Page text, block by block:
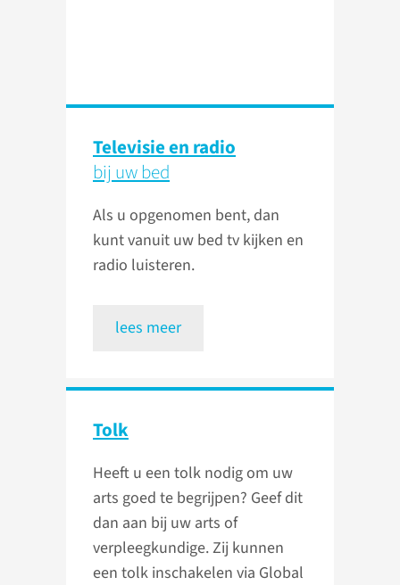
Televisie en radio
bij uw bed
Als u opgenomen bent, dan
kunt vanuit uw bed tv kijken en
radio luisteren.
lees meer
Tolk
Heeft u een tolk nodig om uw
arts goed te begrijpen? Geef dit
dan aan bij uw arts of
verpleegkundige. Zij kunnen
een tolk inschakelen via Global